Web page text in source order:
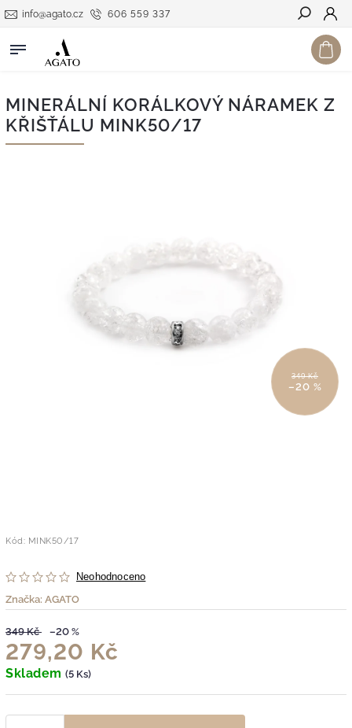
606 559 337
info@agato.cz
Hledat
MINERÁLNÍ KORÁLKOVÝ NÁRAMEK Z
KŘIŠŤÁLU MINK50/17
349 Kč
–20 %
Kód: MINK50/17
Neohodnoceno
Značka: AGATO
349 Kč –20 %
279,20 Kč
Skladem (5 Ks)